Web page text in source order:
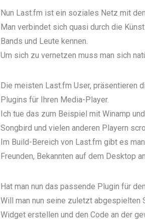
Nun Last.fm ist ein soziales Netz mit
Man verbindet sich quasi durch die
Bands und Leute kennen.
Um sich zu vernetzen muss man sich
Die meisten Last.fm User, präsentieren
Plugins für Ihren Media-Player.
Ich tue das zum Beispiel mit Winamp
Songbird und vielen anderen Playern
Im Build-Bereich von Last.fm gibt es
Freunden, Bekannten auf dem Desktop
Hat man nun das passende Plugin für
Will man nun seine zuletzt abgespielten
Widget erstellen und den Code an der